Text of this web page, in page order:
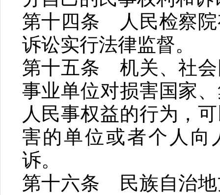
第十四条 人民检察院
诉讼实行法律监督。
第十五条 机关、社会
事业单位对损害国家
人民事权益的行为，
害的单位或者个人向
诉。
第十六条 民族自治地